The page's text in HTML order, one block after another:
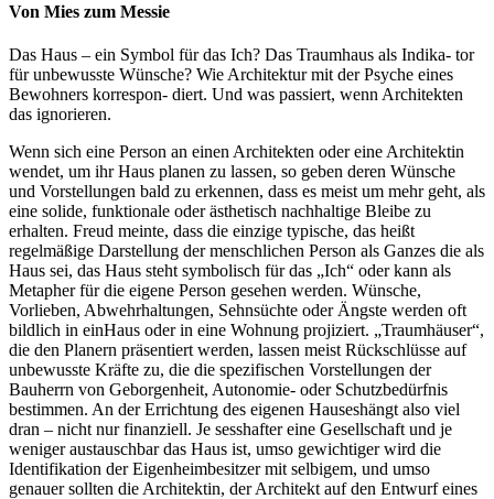
Von Mies zum Messie
Das Haus – ein Symbol für das Ich? Das Traumhaus als Indika- tor
für unbewusste Wünsche? Wie Architektur mit der Psyche eines
Bewohners korrespon- diert. Und was passiert, wenn Architekten
das ignorieren.
Wenn sich eine Person an einen Architekten oder eine Architektin
wendet, um ihr Haus planen zu lassen, so geben deren Wünsche
und Vorstellungen bald zu erkennen, dass es meist um mehr geht, als
eine solide, funktionale oder ästhetisch nachhaltige Bleibe zu
erhalten. Freud meinte, dass die einzige typische, das heißt
regelmäßige Darstellung der menschlichen Person als Ganzes die als
Haus sei, das Haus steht symbolisch für das „Ich“ oder kann als
Metapher für die eigene Person gesehen werden. Wünsche,
Vorlieben, Abwehrhaltungen, Sehnsüchte oder Ängste werden oft
bildlich in einHaus oder in eine Wohnung projiziert. „Traumhäuser“,
die den Planern präsentiert werden, lassen meist Rückschlüsse auf
unbewusste Kräfte zu, die die spezifischen Vorstellungen der
Bauherrn von Geborgenheit, Autonomie- oder Schutzbedürfnis
bestimmen. An der Errichtung des eigenen Hauseshängt also viel
dran – nicht nur finanziell. Je sesshafter eine Gesellschaft und je
weniger austauschbar das Haus ist, umso gewichtiger wird die
Identifikation der Eigenheimbesitzer mit selbigem, und umso
genauer sollten die Architektin, der Architekt auf den Entwurf eines